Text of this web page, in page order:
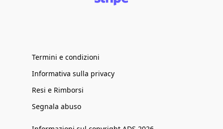
Termini e condizioni
Informativa sulla privacy
Resi e Rimborsi
Segnala abuso